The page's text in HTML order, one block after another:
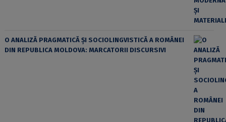
O ANALIZĂ PRAGMATICĂ ȘI SOCIOLINGVISTICĂ A ROMÂNEI
DIN REPUBLICA MOLDOVA: MARCATORII DISCURSIVI